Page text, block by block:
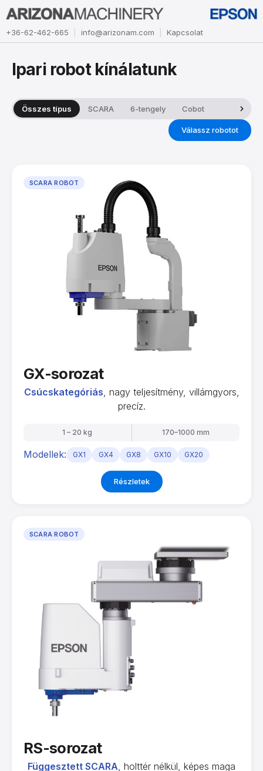
+36-62-462-665 info@arizonam.com Kapcsolat
Ipari robot kínálatunk
Összes típus SCARA 6-tengely Cobot
Válassz robotot
SCARA ROBOT
GX-sorozat
Csúcskategóriás , nagy teljesítmény, villámgyors,
precíz.
1 – 20 kg 170–1000 mm
Modellek: GX1 GX4 GX8 GX10 GX20
Részletek
SCARA ROBOT
RS-sorozat
Függesztett SCARA, holttér nélkül, képes maga